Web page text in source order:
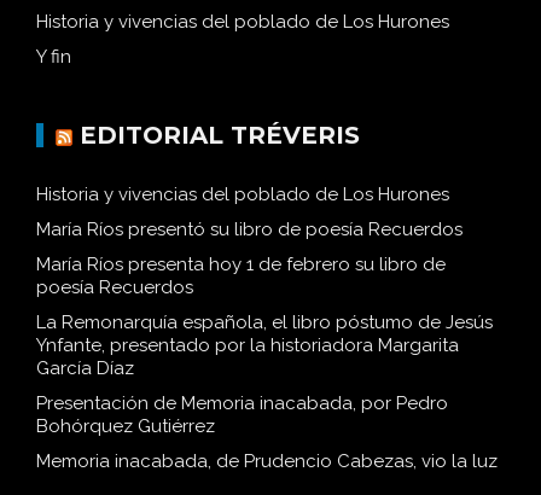
Historia y vivencias del poblado de Los Hurones
Y fin
EDITORIAL TRÉVERIS
Historia y vivencias del poblado de Los Hurones
María Ríos presentó su libro de poesía Recuerdos
María Ríos presenta hoy 1 de febrero su libro de
poesía Recuerdos
La Remonarquía española, el libro póstumo de Jesús
Ynfante, presentado por la historiadora Margarita
García Díaz
Presentación de Memoria inacabada, por Pedro
Bohórquez Gutiérrez
Memoria inacabada, de Prudencio Cabezas, vio la luz